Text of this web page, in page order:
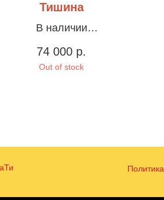
Тишина
В наличии
74 000 р.
Out of stock